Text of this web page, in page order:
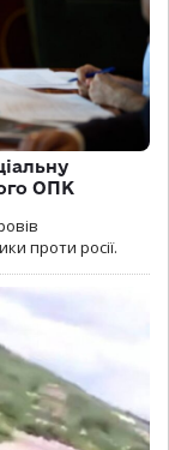
ОПК
проти росії.